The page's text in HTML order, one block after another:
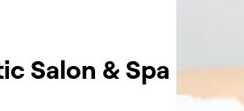
Salon & Spa